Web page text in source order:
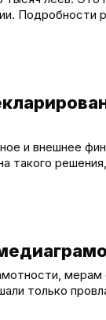
Подробности
и внешнее
такого
мерам
только